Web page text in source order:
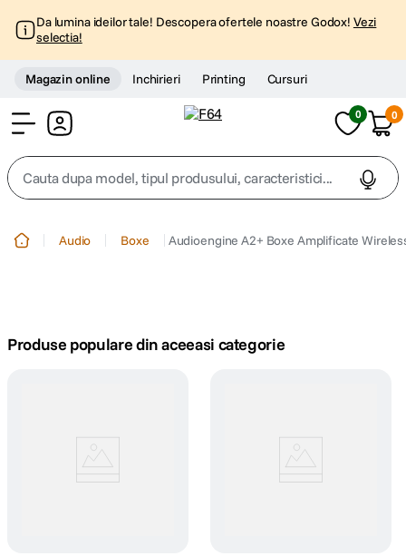
Da lumina ideilor tale! Descopera ofertele noastre Godox! Vezi
selectia!
Magazin online Inchirieri Printing Cursuri
0 0
Cauta dupa model, tipul produsului, caracteristici...
trepied telefon
canon sx740 hs
lavaliera
Audio Boxe Audioengine A2+ Boxe Amplificate
Produse populare din aceeasi categorie